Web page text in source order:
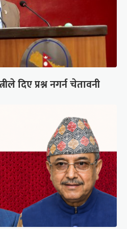
दिए प्रश्न नगर्न चेतावनी